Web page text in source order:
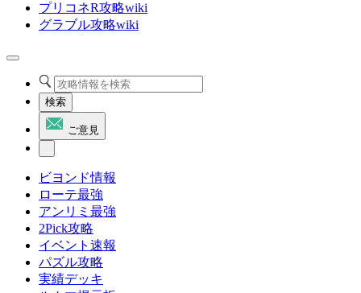
プリコネR攻略wiki
グラブル攻略wiki
検索
ご意見
ビヨンド情報
ローテ最強
アンリミ最強
2Pick攻略
イベント速報
パズル攻略
実績デッキ